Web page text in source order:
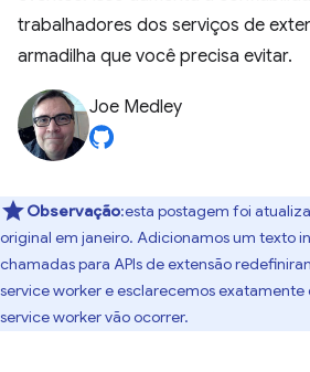
trabalhadores dos serviços de
armadilha que você precisa evitar.
Joe Medley
Observação:esta postagem foi
original em janeiro. Adicionamos um texto
chamadas para APIs de extensão
service worker e esclarecemos
service worker vão ocorrer.